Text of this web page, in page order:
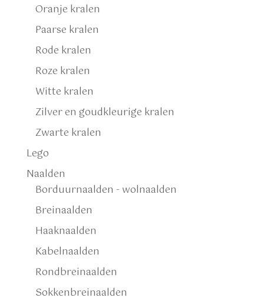
Oranje kralen
Paarse kralen
Rode kralen
Roze kralen
Witte kralen
Zilver en goudkleurige kralen
Zwarte kralen
Lego
Naalden
Borduurnaalden - wolnaalden
Breinaalden
Haaknaalden
Kabelnaalden
Rondbreinaalden
Sokkenbreinaalden